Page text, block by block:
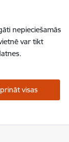
nepieciešamās
var tikt
visas